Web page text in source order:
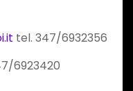
tel. 347/6932356
6923420